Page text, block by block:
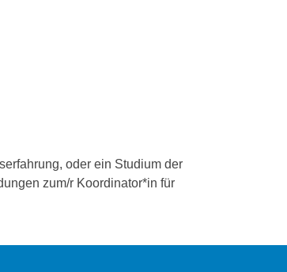
oder ein Studium der
zum/r Koordinator*in für